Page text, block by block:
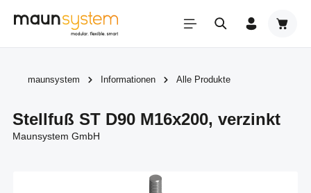
Zum Hauptinhalt springen
maunsystem Informationen Alle Produkte
Stellfuß ST D90 M16x200, verzinkt
Maunsystem GmbH